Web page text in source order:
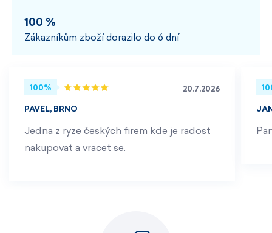
100 %
Zákazníkům zboží dorazilo do 6 dní
100% 20.7.2026
PAVEL, BRNO
Jedna z ryze českých firem kde je radost
nakupovat a vracet se.